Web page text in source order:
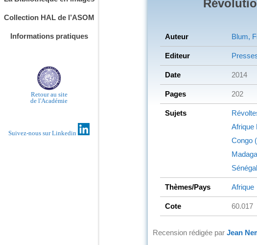
Collection HAL de l’ASOM
Informations pratiques
Retour au site
de l'Académie
Suivez-nous sur Linkedin
Auteur Blum,
Editeur
Date 2014
Pages 202
Sujets
Afrique
Congo
Sénégal
Thèmes/Pays Afrique
Cote 60.017
Recension rédigée par Jean